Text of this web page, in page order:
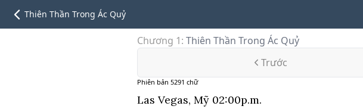
Thiên Thần Trong Ác Quỷ
Chương 1: Thiên Thần Trong Ác Quỷ
Trước
Phiên bản 5291 chữ
Las Vegas, Mỹ 02:00p.m.